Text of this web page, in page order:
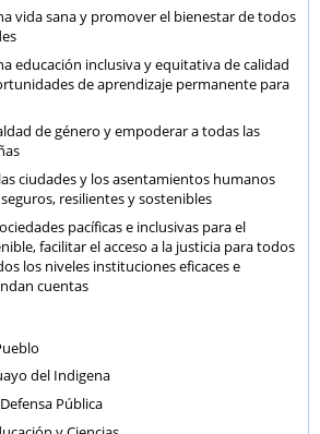
vida sana y promover el bienestar de todos
educación inclusiva y equitativa de calidad
de aprendizaje permanente para
de género y empoderar a todas las
ciudades y los asentamientos humanos
resilientes y sostenibles
pacíficas e inclusivas para el
facilitar el acceso a la justicia para todos
los niveles instituciones eficaces e
cuentas
del Indigena
Pública